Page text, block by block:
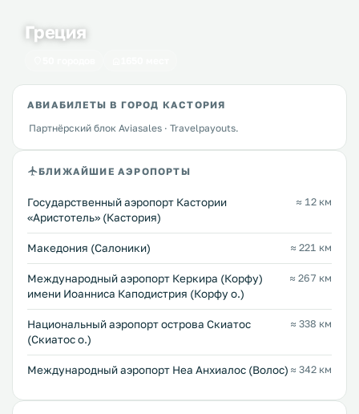
Греция
АВИАБИЛЕТЫ В ГОРОД КАСТОРИЯ
Партнёрский блок Aviasales · Travelpayouts.
БЛИЖАЙШИЕ АЭРОПОРТЫ
Государственный аэропорт Кастории
«Аристотель» (Кастория)
≈ 12 км
Македония (Салоники) ≈ 221 км
Международный аэропорт Керкира (Корфу)
имени Иоанниса Каподистрия (Корфу о.)
≈ 267 км
Национальный аэропорт острова Скиатос
(Скиатос о.)
≈ 338 км
Международный аэропорт Неа Анхиалос (Волос) ≈ 342 км